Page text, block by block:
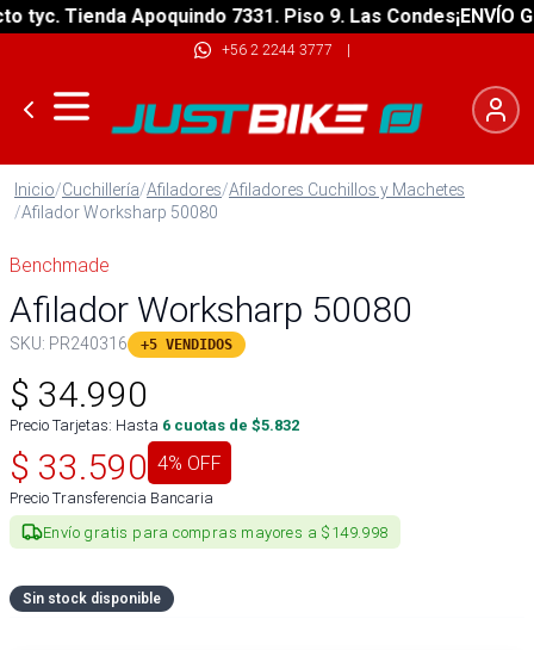
Tienda Apoquindo 7331. Piso 9. Las Condes¡ENVÍO
+56 2 2244 3777 |
Inicio/Cuchillería/Afiladores/Afiladores Cuchillos y Machetes
/Afilador Worksharp 50080
Benchmade
Afilador Worksharp 50080
SKU: PR240316 +5 VENDIDOS
$ 34.990
Precio Tarjetas: Hasta 6 cuotas de $5.832
$ 33.590 4% OFF
Precio Transferencia Bancaria
Envío gratis para compras mayores a $149.998
Sin stock disponible